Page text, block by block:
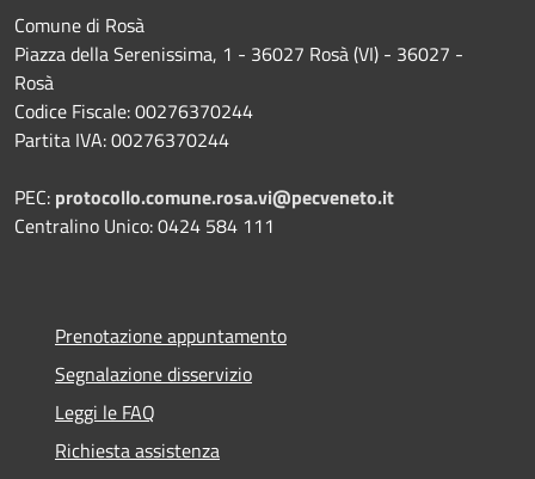
Comune di Rosà
Piazza della Serenissima, 1 - 36027 Rosà (VI) - 36027 -
Rosà
Codice Fiscale: 00276370244
Partita IVA: 00276370244
PEC: protocollo.comune.rosa.vi@pecveneto.it
Centralino Unico: 0424 584 111
Prenotazione appuntamento
Segnalazione disservizio
Leggi le FAQ
Richiesta assistenza